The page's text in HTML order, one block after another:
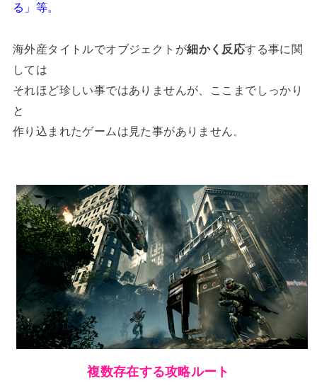
る」等。
海外産タイトルでオブジェクトが細かく反応する事に関
しては
それほど珍しい事ではありませんが、ここまでしっかり
と
作り込まれたゲームは見た事がありません 。
複数存在する攻略ルート